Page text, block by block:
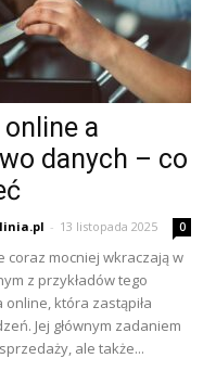
a
danych – co
- 13 listopada 2025 0
coraz mocniej wkraczają w
z przykładów tego
która zastąpiła
Jej głównym zadaniem
ale także...